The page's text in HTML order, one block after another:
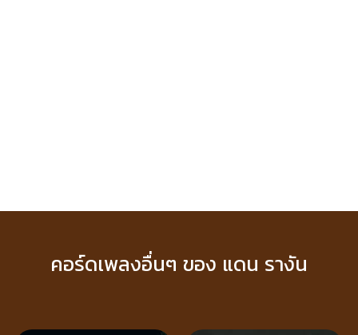
คอร์ดเพลงอื่นๆ ของ แดน รางัน